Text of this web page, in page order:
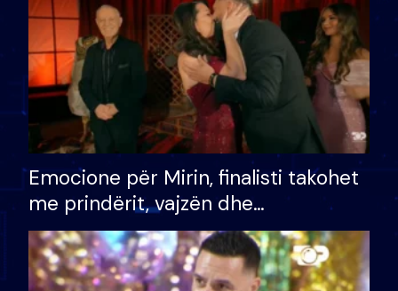
Emocione për Mirin, finalisti takohet
me prindërit, vajzën dhe
bashkëshorten: S’kemi ndonjë letër
divorci apo jo?